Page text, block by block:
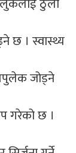
छ । स्वास्थ्य
जोड्ने
गरेको छ ।